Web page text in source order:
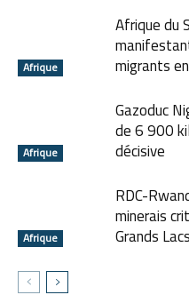
Afrique
Afrique du
migrants
Afrique
Gazoduc
de 6 900
décisive
Afrique
RDC-
minerais
Grands Lacs